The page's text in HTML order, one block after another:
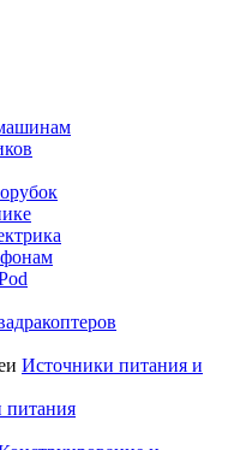
Источники питания и
питания